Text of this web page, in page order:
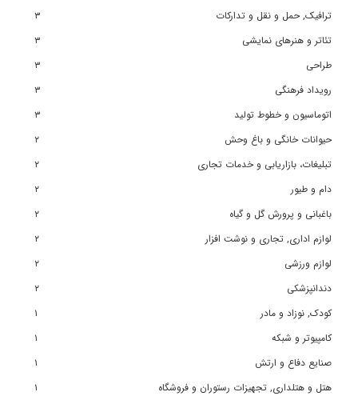
ترافیک, حمل و نقل و تدارکات
٣
تئاتر و هنرهای نمایشی
٣
طراحی
٣
رویداد فرهنگی
٣
اتوماسیون و خطوط تولید
٣
حیوانات خانگی و باغ وحش
٢
تبلیغات، بازاریابی و خدمات تجاری
٢
دام و طیور
٢
باغبانی و پرورش گل و گیاه
٢
لوازم اداری, تجاری و نوشت افزار
٢
لوازم ورزشی
٢
دندانپزشکی
٢
کودک, نوزاد و مادر
١
کامپیوتر و شبکه
١
صنایع دفاع و ارتش
١
هتل و هتلداری, تجهیزات رستوران و فروشگاه
١